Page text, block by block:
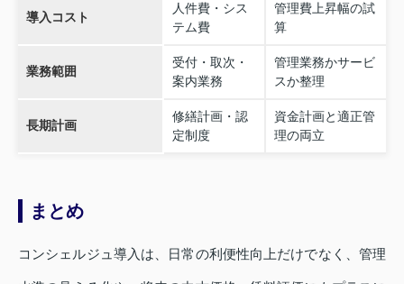
導入コスト
人件費・シス
テム費
管理費上昇幅の試
算
業務範囲
受付・取次・
案内業務
管理業務かサービ
スか整理
長期計画
修繕計画・認
定制度
資金計画と適正管
理の両立
まとめ
コンシェルジュ導入は、日常の利便性向上だけでなく、管理